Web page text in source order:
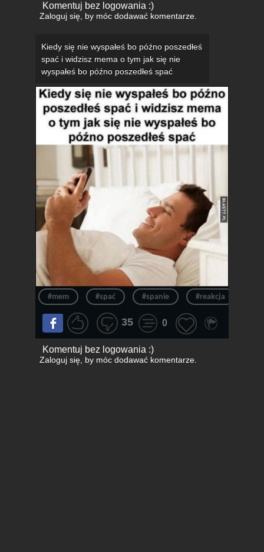
Komentuj bez logowania :)
Zaloguj się, by móc dodawać komentarze.
Kiedy się nie wyspałeś bo późno poszedłeś
spać i widzisz mema o tym jak się nie
wyspałeś bo późno poszedłeś spać
#mem #spać #spanie #reakcja
35 0
Komentuj bez logowania :)
Zaloguj się, by móc dodawać komentarze.